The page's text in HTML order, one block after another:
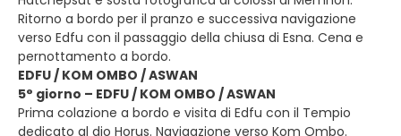
Ritorno a bordo per il pranzo e successiva navigazione
verso Edfu con il passaggio della chiusa di Esna. Cena e
pernottamento a bordo.
EDFU / KOM OMBO / ASWAN
5° giorno – EDFU / KOM OMBO / ASWAN
Prima colazione a bordo e visita di Edfu con il Tempio
dedicato al dio Horus. Navigazione verso Kom Ombo.